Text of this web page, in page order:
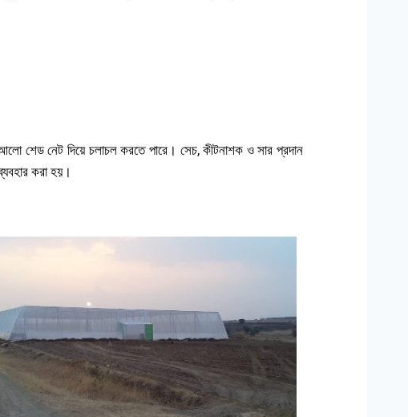
শেড নেট দিয়ে চলাচল করতে পারে। সেচ, কীটনাশক ও সার প্রদান
করা হয়।